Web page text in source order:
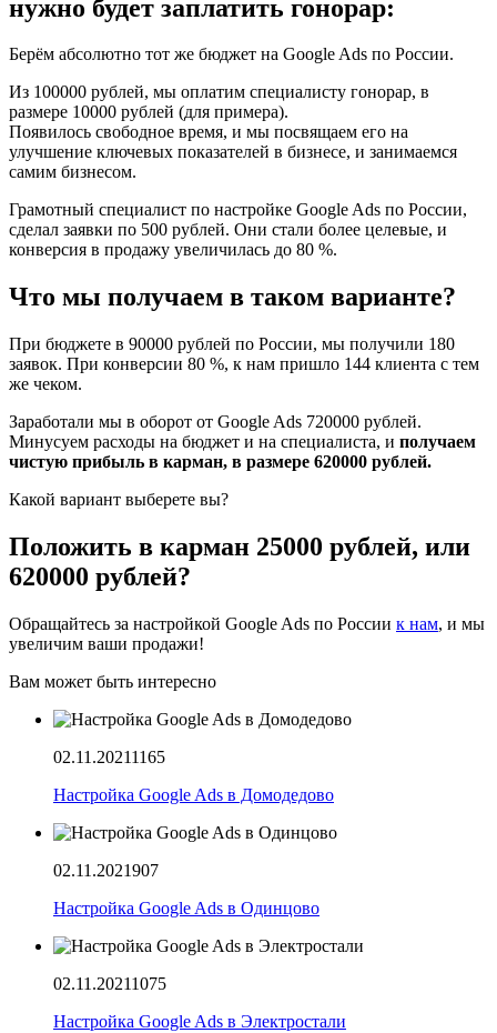
нужно будет заплатить гонорар:
Берём абсолютно тот же бюджет на Google Ads по России.
Из 100000 рублей, мы оплатим специалисту гонорар, в
размере 10000 рублей (для примера).
Появилось свободное время, и мы посвящаем его на
улучшение ключевых показателей в бизнесе, и занимаемся
самим бизнесом.
Грамотный специалист по настройке Google Ads по России,
сделал заявки по 500 рублей. Они стали более целевые, и
конверсия в продажу увеличилась до 80 %.
Что мы получаем в таком варианте?
При бюджете в 90000 рублей по России, мы получили 180
заявок. При конверсии 80 %, к нам пришло 144 клиента с тем
же чеком.
Заработали мы в оборот от Google Ads 720000 рублей.
Минусуем расходы на бюджет и на специалиста, и получаем
чистую прибыль в карман, в размере 620000 рублей.
Какой вариант выберете вы?
Положить в карман 25000 рублей, или
620000 рублей?
Обращайтесь за настройкой Google Ads по России к нам, и мы
увеличим ваши продажи!
Вам может быть интересно
02.11.20211165
Настройка Google Ads в Домодедово
02.11.2021907
Настройка Google Ads в Одинцово
02.11.20211075
Настройка Google Ads в Электростали